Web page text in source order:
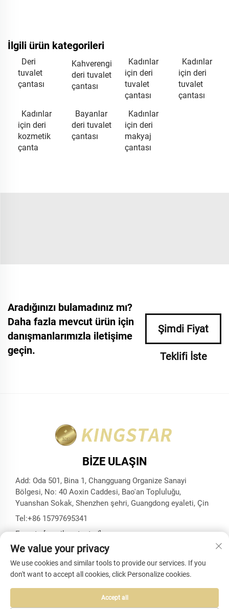
İlgili ürün kategorileri
Deri
tuvalet
çantası
Kahverengi
deri tuvalet
çantası
Kadınlar
için deri
tuvalet
çantası
Kadınlar
için deri
tuvalet
çantası
Kadınlar
için deri
kozmetik
çanta
Bayanlar
deri tuvalet
çantası
Kadınlar
için deri
makyaj
çantası
Aradığınızı bulamadınız mı?
Daha fazla mevcut ürün için
danışmanlarımızla iletişime
geçin.
Şimdi Fiyat
Teklifi İste
BIZE ULAŞIN
Add: Oda 501, Bina 1, Changguang Organize Sanayi
Bölgesi, No: 40 Aoxin Caddesi, Bao'an Topluluğu,
Yuanshan Sokak, Shenzhen şehri, Guangdong eyaleti, Çin
Tel:+86 15797695341
E-posta:[email protected]
Telif Hakkı © Shenzhen Kingstar Bags And Cases Co., Ltd.
Tüm Hakları Saklıdır -Gizlilik politikası-Blog
We value your privacy
We use cookies and similar tools to provide our services. If you
don't want to accept all cookies, click Personalize cookies.
Accept all